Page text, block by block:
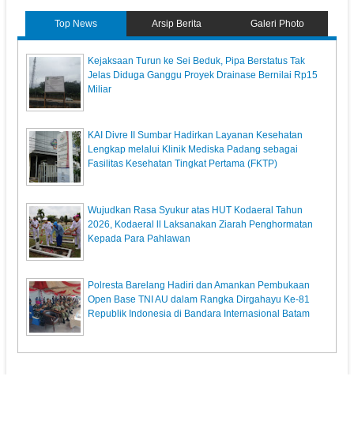
Top News Arsip Berita Galeri Photo
Kejaksaan Turun ke Sei Beduk, Pipa Berstatus Tak
Jelas Diduga Ganggu Proyek Drainase Bernilai Rp15
Miliar
KAI Divre II Sumbar Hadirkan Layanan Kesehatan
Lengkap melalui Klinik Mediska Padang sebagai
Fasilitas Kesehatan Tingkat Pertama (FKTP)
Wujudkan Rasa Syukur atas HUT Kodaeral Tahun
2026, Kodaeral ll Laksanakan Ziarah Penghormatan
Kepada Para Pahlawan
Polresta Barelang Hadiri dan Amankan Pembukaan
Open Base TNI AU dalam Rangka Dirgahayu Ke-81
Republik Indonesia di Bandara Internasional Batam